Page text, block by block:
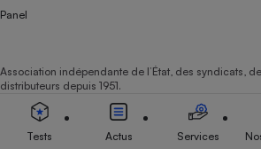
Panel
Association indépendante de l’État, des syndicats,
distributeurs depuis 1951.
Tests Actus Services